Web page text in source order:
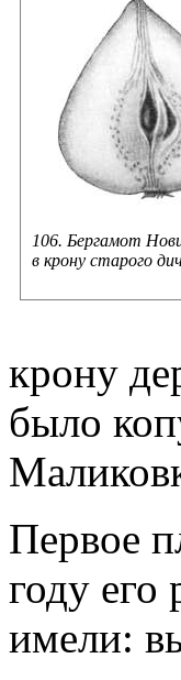
106. Бергамот
в крону старого
крону
было
Первое
году
имели: